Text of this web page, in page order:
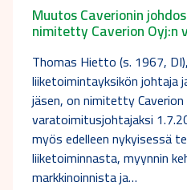
Muutos Caverionin
nimitetty Caverion
Thomas Hietto (s. 1967,
liiketoimintayksikön johtaja
jäsen, on nimitetty Caverion
varatoimitusjohtajaksi
myös edelleen nykyisessä
liiketoiminnasta, myynnin
markkinoinnista ja…